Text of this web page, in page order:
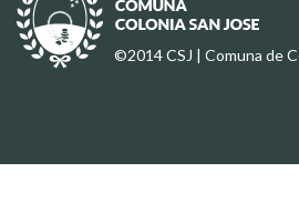
©2014 CSJ | Comuna de